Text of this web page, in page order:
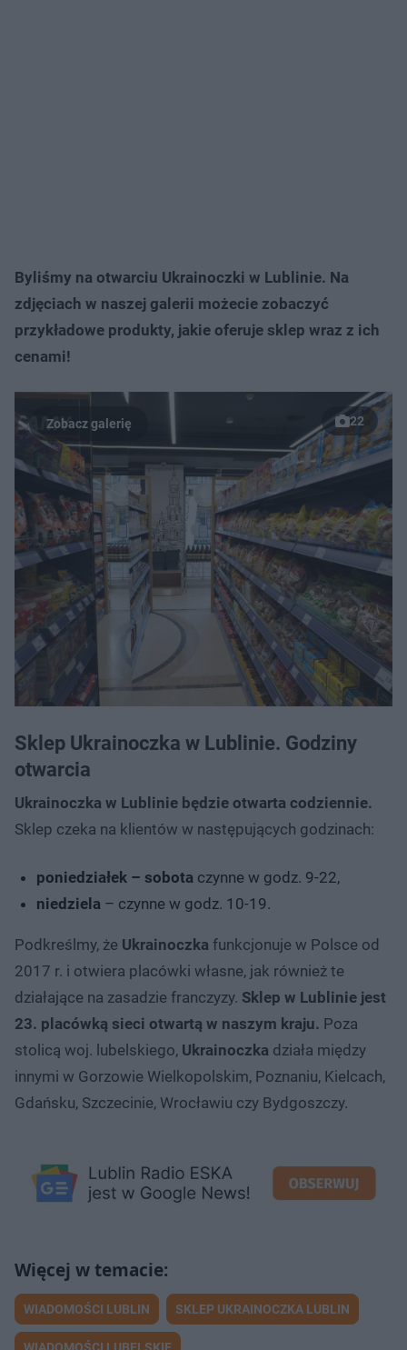
Byliśmy na otwarciu Ukrainoczki w Lublinie. Na
zdjęciach w naszej galerii możecie zobaczyć
przykładowe produkty, jakie oferuje sklep wraz z ich
cenami!
22
Sklep Ukrainoczka w Lublinie. Godziny
otwarcia
Ukrainoczka w Lublinie będzie otwarta codziennie.
Sklep czeka na klientów w następujących godzinach:
poniedziałek – sobota czynne w godz. 9-22,
niedziela – czynne w godz. 10-19.
Podkreślmy, że Ukrainoczka funkcjonuje w Polsce od
2017 r. i otwiera placówki własne, jak również te
działające na zasadzie franczyzy. Sklep w Lublinie jest
23. placówką sieci otwartą w naszym kraju. Poza
stolicą woj. lubelskiego, Ukrainoczka działa między
innymi w Gorzowie Wielkopolskim, Poznaniu, Kielcach,
Gdańsku, Szczecinie, Wrocławiu czy Bydgoszczy.
WIADOMOŚCI LUBLIN SKLEP UKRAINOCZKA LUBLIN